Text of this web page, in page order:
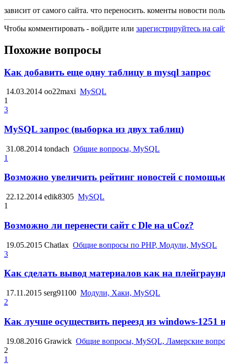
зависит от самого сайта. что переносить. коменты новости
Чтобы комментировать - войдите или зарегистрируйтесь на
Похожие вопросы
Как добавить еще одну таблицу в mysql запрос
14.03.2014 oo22maxi MySQL
1
3
MySQL запрос (выборка из двух таблиц)
31.08.2014 tondach Общие вопросы, MySQL
1
Возможно увеличить рейтинг новостей с
22.12.2014 edik8305 MySQL
1
Возможно ли перенести сайт с Dle на uCoz?
19.05.2015 Chatlax Общие вопросы по PHP, Модули, MySQL
3
Как сделать вывод материалов как на
17.11.2015 serg91100 Модули, Хаки, MySQL
2
Как лучше осуществить переезд из windows-1251
19.08.2016 Grawick Общие вопросы, MySQL, Ламерские
2
1